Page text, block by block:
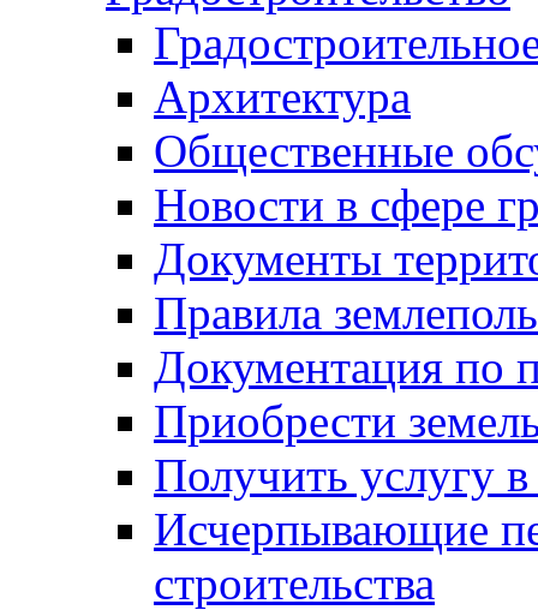
Архитектура
Общественные
Новости в сфере
Документы
Правила
Документация по
Приобрести
Получить услугу в
Исчерпывающие
строительства